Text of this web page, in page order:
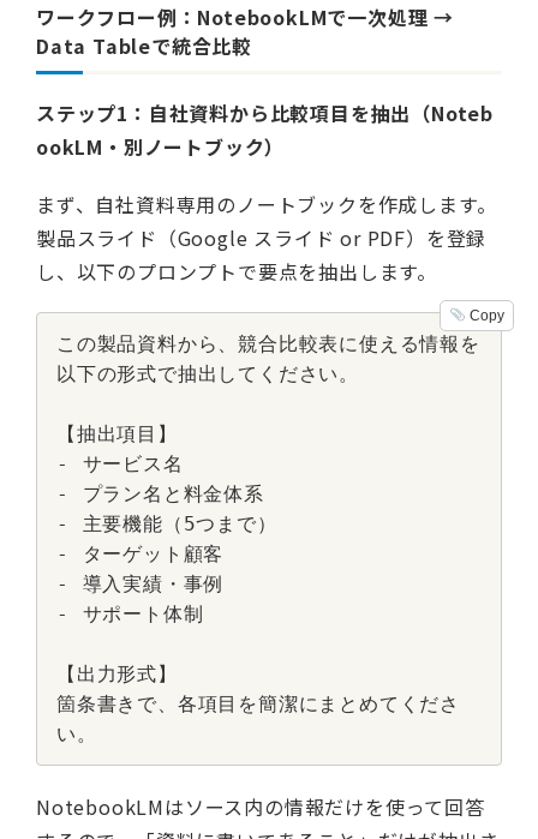
ワークフロー例：NotebookLMで一次処理 →
Data Tableで統合比較
ステップ1：自社資料から比較項目を抽出（Noteb
ookLM・別ノートブック）
まず、自社資料専用のノートブックを作成します。
製品スライド（Google スライド or PDF）を登録
し、以下のプロンプトで要点を抽出します。
Copy
この製品資料から、競合比較表に使える情報を
以下の形式で抽出してください。
【抽出項目】
- サービス名
- プラン名と料金体系
- 主要機能（5つまで）
- ターゲット顧客
- 導入実績・事例
- サポート体制
【出力形式】
箇条書きで、各項目を簡潔にまとめてくださ
い。
NotebookLMはソース内の情報だけを使って回答